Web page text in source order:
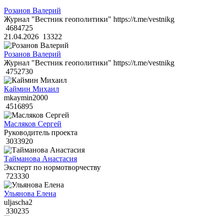
Розанов Валерий
Журнал "Вестник геополитики" https://t.me/vestnikg
4684725
21.04.2026 13322
Розанов Валерий
Журнал "Вестник геополитики" https://t.me/vestnikg
4752730
Каймин Михаил
mkaymin2000
4516895
Масляков Сергей
Руководитель проекта
3033920
Тайманова Анастасия
Эксперт по нормотворчеству
723330
Ульянова Елена
uljascha2
330235